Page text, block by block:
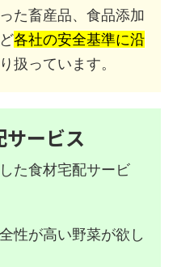
た畜産品、食品添加
各社の安全基準に沿
扱っています。
サービス
た食材宅配サービ
性が高い野菜が欲し